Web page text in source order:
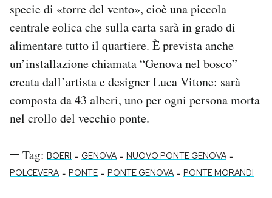
specie di «torre del vento», cioè una piccola
centrale eolica che sulla carta sarà in grado di
alimentare tutto il quartiere. È prevista anche
un’installazione chiamata “Genova nel bosco”
creata dall’artista e designer Luca Vitone: sarà
composta da 43 alberi, uno per ogni persona morta
nel crollo del vecchio ponte.
Tag: BOERI - GENOVA - NUOVO PONTE GENOVA -
POLCEVERA - PONTE - PONTE GENOVA - PONTE MORANDI